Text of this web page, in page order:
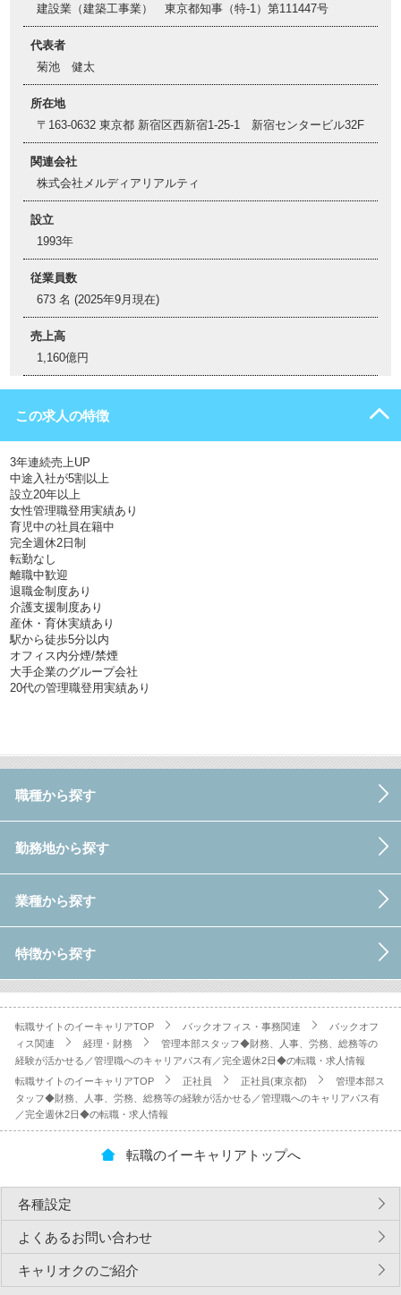
建設業（建築工事業） 東京都知事（特-1）第111447号
代表者
菊池 健太
所在地
〒163-0632 東京都 新宿区西新宿1-25-1 新宿センタービル32F
関連会社
株式会社メルディアリアルティ
設立
1993年
従業員数
673 名 (2025年9月現在)
売上高
1,160億円
この求人の特徴
3年連続売上UP
中途入社が5割以上
設立20年以上
女性管理職登用実績あり
育児中の社員在籍中
完全週休2日制
転勤なし
離職中歓迎
退職金制度あり
介護支援制度あり
産休・育休実績あり
駅から徒歩5分以内
オフィス内分煙/禁煙
大手企業のグループ会社
20代の管理職登用実績あり
職種から探す
勤務地から探す
業種から探す
特徴から探す
転職サイトのイーキャリアTOP バックオフィス・事務関連
バックオフ
ィス関連
経理・財務
管理本部スタッフ◆財務、人事、労務、総務等の
経験が活かせる／管理職へのキャリアパス有／完全週休2日◆の転職・求人情報
転職サイトのイーキャリアTOP
正社員 正社員(東京都)
管理本部ス
タッフ◆財務、人事、労務、総務等の経験が活かせる／管理職へのキャリアパス有
／完全週休2日◆の転職・求人情報
転職のイーキャリアトップへ
各種設定
よくあるお問い合わせ
キャリオクのご紹介